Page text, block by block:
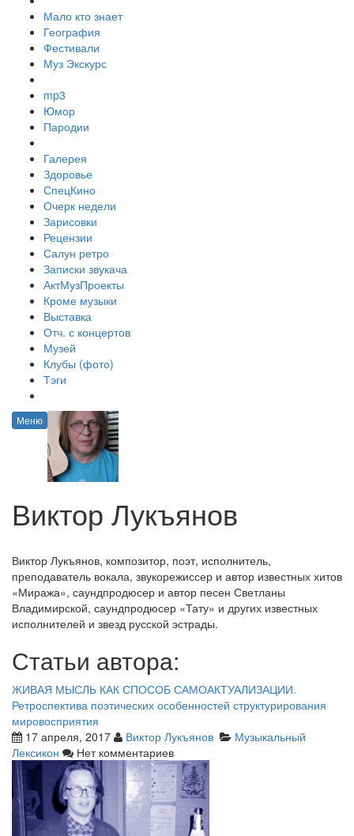
Мало кто знает
География
Фестивали
Муз Экскурс
mp3
Юмор
Пародии
Галерея
Здоровье
СпецКино
Очерк недели
Зарисовки
Рецензии
Салун ретро
Записки звукача
АктМузПроекты
Кроме музыки
Выставка
Отч. с концертов
Музей
Клубы (фото)
Тэги
Меню
Виктор Лукъянов
Виктор Лукъянов, композитор, поэт, исполнитель,
преподаватель вокала, звукорежиссер и автор известных хитов
«Миража», саундпродюсер и автор песен Светланы
Владимирской, саундпродюсер «Тату» и других известных
исполнителей и звезд русской эстрады.
Статьи автора:
ЖИВАЯ МЫСЛЬ КАК СПОСОБ САМОАКТУАЛИЗАЦИИ.
Ретроспектива поэтических особенностей структурирования
мировосприятия
17 апреля, 2017
Виктор Лукъянов
Музыкальный
Лексикон
Нет комментариев